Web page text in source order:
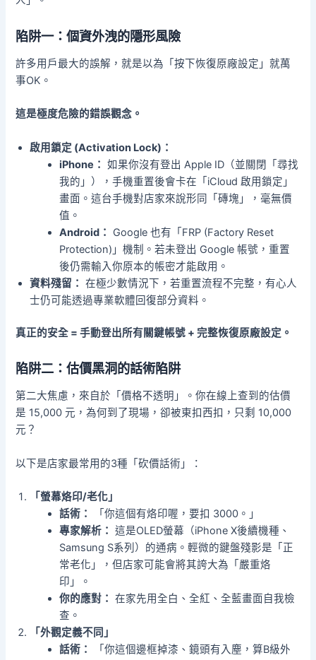
陷阱一：個資外洩的隱形風險
許多用戶最大的誤解，就是以為「按下恢復原廠設定」就萬
事OK。
這是極度危險的錯誤觀念。
啟用鎖定 (Activation Lock)：
iPhone： 如果你沒有登出 Apple ID（並關閉「尋找
我的」），手機重置後會卡在「iCloud 啟用鎖定」
畫面。這台手機對店家來說形同「磚塊」，毫無價
值。
Android：
Google 也有「FRP (Factory Reset
Protection)」機制。若未登出 Google 帳號，重置
後仍需輸入你原本的帳密才能啟用。
資料殘留： 在極少數情況下，若重置流程不完整，有心人
士仍可能透過專業軟體回復部分資料。
真正的安全 = 手動登出所有關鍵帳號 + 完整恢復原廠設定。
陷阱二：估價黑洞的話術陷阱
第二大焦慮，來自於「價格不透明」。你在線上查到的估價
是 15,000 元，為何到了現場，卻被東扣西扣，只剩 10,000
元？
以下是店家最常用的3種「砍價話術」：
「螢幕烙印/老化」
話術：
「你這個有烙印喔，要扣 3000。」
專家解析： 這是OLED螢幕（iPhone X後續機種、
Samsung S系列）的通病。輕微的鍵盤殘影是「正
常老化」，但店家可能會將其誇大為「嚴重烙
印」。
你的應對： 在家先用全白、全紅、全藍畫面自我檢
查。
「外觀定義不同」
話術：
「你這個邊框掉漆、鏡頭有入塵，算B級外